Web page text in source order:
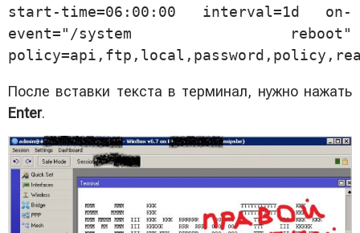
start-time=06:00:00 interval=1d on-
event="/system reboot"
После вставки текста в терминал, нужно нажать
Enter.